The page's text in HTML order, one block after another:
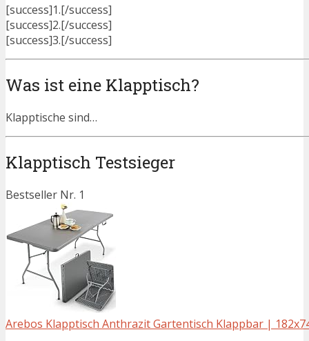
[success]1.[/success]
[success]2.[/success]
[success]3.[/success]
Was ist eine Klapptisch?
Klapptische sind…
Klapptisch Testsieger
Bestseller Nr. 1
Arebos Klapptisch Anthrazit Gartentisch Klappbar |